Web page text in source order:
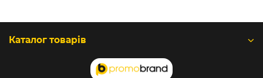
Каталог товарів